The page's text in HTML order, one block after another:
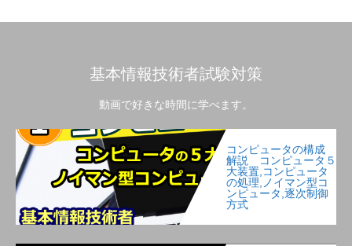
基本情報技術者試験対策
動画で好きな時間に学べます。
コンピュータの構成
解説 コンピュータ５
大装置,コンピュータ
の処理,ノイマン型コ
ンピュータ,逐次制御
方式